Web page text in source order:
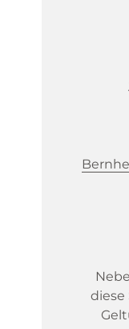
diese